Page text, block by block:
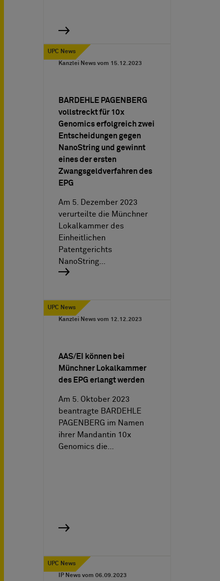
UPC News
Kanzlei News vom 15.12.2023
BARDEHLE PAGENBERG
vollstreckt für 10x
Genomics erfolgreich zwei
Entscheidungen gegen
NanoString und gewinnt
eines der ersten
Zwangsgeldverfahren des
EPG
Am 5. Dezember 2023
verurteilte die Münchner
Lokalkammer des
Einheitlichen
Patentgerichts
NanoString…
UPC News
Kanzlei News vom 12.12.2023
AAS/EI können bei
Münchner Lokalkammer
des EPG erlangt werden
Am 5. Oktober 2023
beantragte BARDEHLE
PAGENBERG im Namen
ihrer Mandantin 10x
Genomics die…
UPC News
IP News vom 06.09.2023